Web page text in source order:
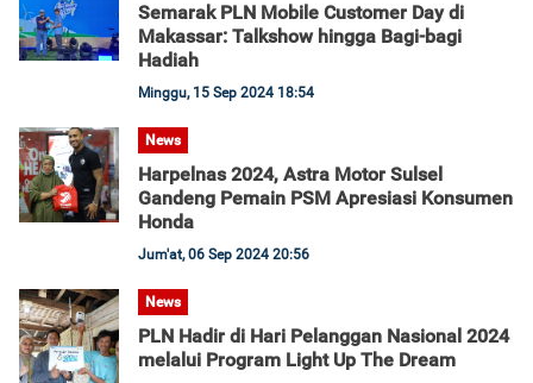
Semarak PLN Mobile Customer Day di
Makassar: Talkshow hingga Bagi-bagi
Hadiah
Minggu, 15 Sep 2024 18:54
News
Harpelnas 2024, Astra Motor Sulsel
Gandeng Pemain PSM Apresiasi Konsumen
Honda
Jum'at, 06 Sep 2024 20:56
News
PLN Hadir di Hari Pelanggan Nasional 2024
melalui Program Light Up The Dream